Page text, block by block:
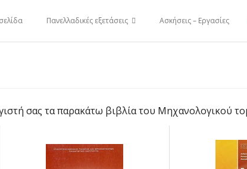
Πανελλαδικές εξετάσεις Ασκήσεις – Εργασίες
σας τα παρακάτω βιβλία του Μηχανολογικού